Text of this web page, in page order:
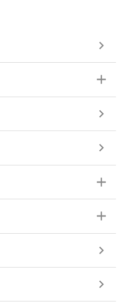
keyboard_arrow_right
add
remove
keyboard_arrow_right
keyboard_arrow_right
add
remove
add
remove
keyboard_arrow_right
keyboard_arrow_right